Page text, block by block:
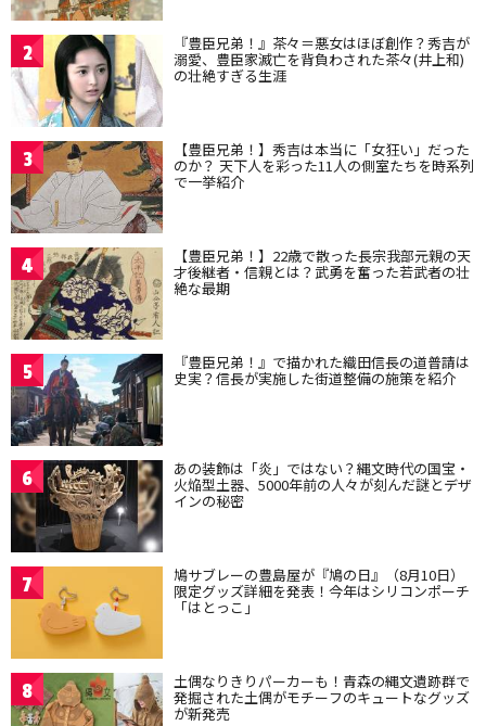
2 『豊臣兄弟！』茶々＝悪女はほぼ創作？秀吉が
溺愛、豊臣家滅亡を背負わされた茶々(井上和)
の壮絶すぎる生涯
3 【豊臣兄弟！】秀吉は本当に「女狂い」だった
のか？ 天下人を彩った11人の側室たちを時系列
で一挙紹介
4 【豊臣兄弟！】22歳で散った長宗我部元親の天
才後継者・信親とは？武勇を奮った若武者の壮
絶な最期
5 『豊臣兄弟！』で描かれた織田信長の道普請は
史実？信長が実施した街道整備の施策を紹介
6 あの装飾は「炎」ではない？縄文時代の国宝・
火焔型土器、5000年前の人々が刻んだ謎とデザ
インの秘密
7 鳩サブレーの豊島屋が『鳩の日』（8月10日）
限定グッズ詳細を発表！今年はシリコンポーチ
「はとっこ」
8 土偶なりきりパーカーも！青森の縄文遺跡群で
発掘された土偶がモチーフのキュートなグッズ
が新発売